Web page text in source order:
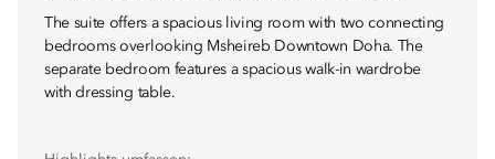
The suite offers a spacious living room with two connecting
bedrooms overlooking Msheireb Downtown Doha. The
separate bedroom features a spacious walk-in wardrobe
with dressing table.